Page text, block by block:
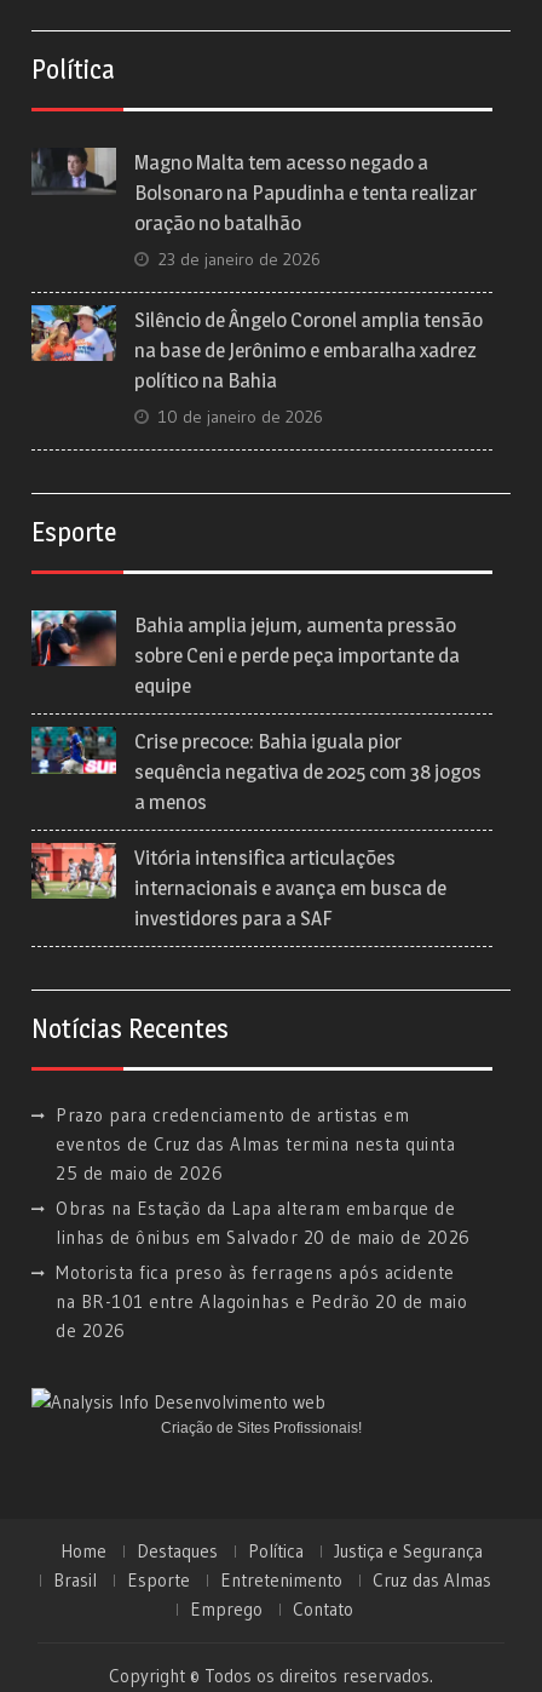
Política
Magno Malta tem acesso negado a
Bolsonaro na Papudinha e tenta realizar
oração no batalhão
23 de janeiro de 2026
Silêncio de Ângelo Coronel amplia tensão
na base de Jerônimo e embaralha xadrez
político na Bahia
10 de janeiro de 2026
Esporte
Bahia amplia jejum, aumenta pressão
sobre Ceni e perde peça importante da
equipe
Crise precoce: Bahia iguala pior
sequência negativa de 2025 com 38 jogos
a menos
Vitória intensifica articulações
internacionais e avança em busca de
investidores para a SAF
Notícias Recentes
Prazo para credenciamento de artistas em
eventos de Cruz das Almas termina nesta quinta
25 de maio de 2026
Obras na Estação da Lapa alteram embarque de
linhas de ônibus em Salvador 20 de maio de 2026
Motorista fica preso às ferragens após acidente
na BR-101 entre Alagoinhas e Pedrão 20 de maio
de 2026
Criação de Sites Profissionais!
Home Destaques Política
Justiça e Segurança
Brasil
Esporte Entretenimento
Cruz das Almas
Emprego
Contato
Copyright © Todos os direitos reservados.